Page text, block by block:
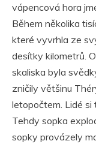
vápencová hora
Během několika
které vyvrhla ze
desítky kilometrů.
skaliska byla
zničily většinu
letopočtem. Lidé si
Tehdy sopka
sopky provázely